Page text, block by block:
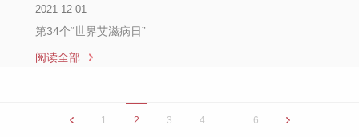
2021-12-01
第34个“世界艾滋病日”
阅读全部
1 2 3 4 6